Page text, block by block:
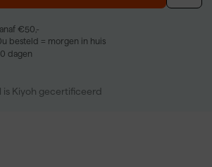
€50,-
besteld = morgen in huis
dagen
is Kiyoh gecertificeerd